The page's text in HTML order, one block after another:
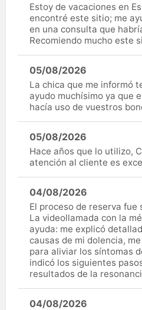
Estoy de vacaciones en
encontré este sitio; me
en una consulta que
Recomiendo mucho este
05/08/2026
La chica que me informó
ayudo muchísimo ya que
hacía uso de vuestros
05/08/2026
Hace años que lo utilizo,
atención al cliente es
04/08/2026
El proceso de reserva fue
La videollamada con la
ayuda: me explicó
causas de mi dolencia,
para aliviar los síntomas
indicó los siguientes
resultados de la
04/08/2026